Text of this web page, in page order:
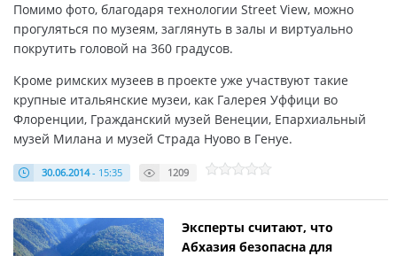
Помимо фото, благодаря технологии Street View, можно
прогуляться по музеям, заглянуть в залы и виртуально
покрутить головой на 360 градусов.
Кроме римских музеев в проекте уже участвуют такие
крупные итальянские музеи, как Галерея Уффици во
Флоренции, Гражданский музей Венеции, Епархиальный
музей Милана и музей Страда Нуово в Генуе.
30.06.2014- 15:35 1209
Эксперты считают, что
Абхазия безопасна для